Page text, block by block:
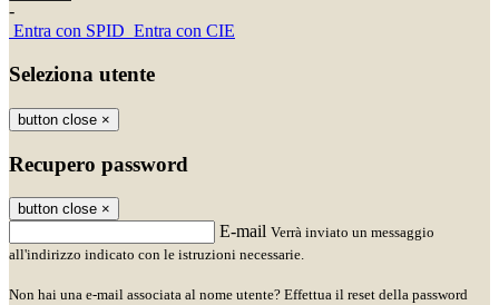
-
Entra con SPID Entra con CIE
Seleziona utente
button close ×
Recupero password
button close ×
E-mail Verrà inviato un messaggio
all'indirizzo indicato con le istruzioni necessarie.
Non hai una e-mail associata al nome utente? Effettua il reset della password